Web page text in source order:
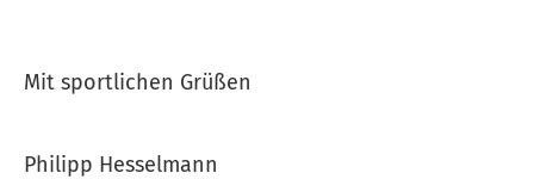
Mit sportlichen Grüßen
Philipp Hesselmann